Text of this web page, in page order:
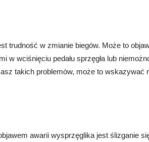
trudność w zmianie biegów. Może to
w wciśnięciu pedału sprzęgła lub
takich problemów, może to wskazywać
awarii wysprzęglika jest ślizganie